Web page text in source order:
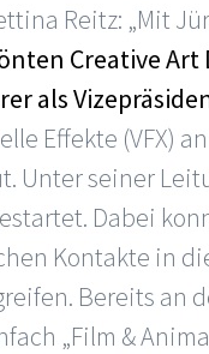
Reitz: „Mit
Creative Art
als
Effekte (VFX)
Unter seiner
Dabei
Kontakte in
Bereits an
„Film &